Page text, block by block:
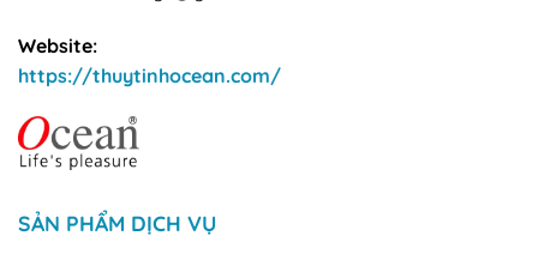
Website:
https://thuytinhocean.com/
SẢN PHẨM DỊCH VỤ